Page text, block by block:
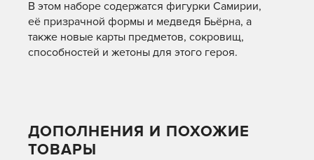
В этом наборе содержатся фигурки Самирии,
её призрачной формы и медведя Бьёрна, а
также новые карты предметов, сокровищ,
способностей и жетоны для этого героя.
ДОПОЛНЕНИЯ И ПОХОЖИЕ
ТОВАРЫ